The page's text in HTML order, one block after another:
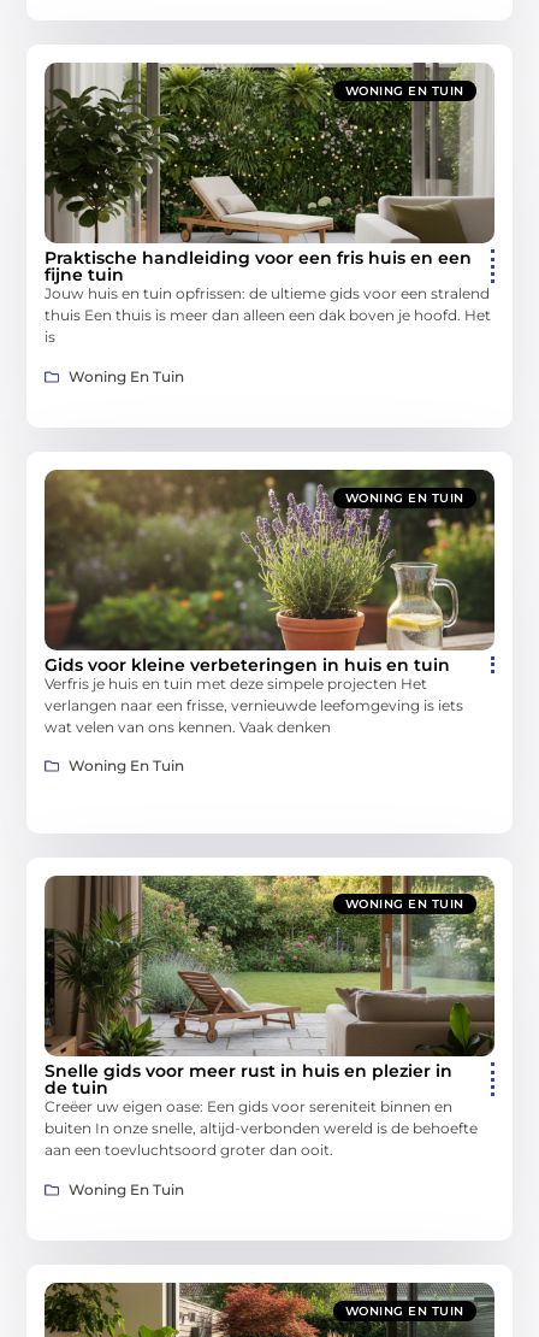
WONING EN TUIN
Praktische handleiding voor een fris huis en een
fijne tuin
Jouw huis en tuin opfrissen: de ultieme gids voor een stralend
thuis Een thuis is meer dan alleen een dak boven je hoofd. Het
is
Woning En Tuin
WONING EN TUIN
Gids voor kleine verbeteringen in huis en tuin
Verfris je huis en tuin met deze simpele projecten Het
verlangen naar een frisse, vernieuwde leefomgeving is iets
wat velen van ons kennen. Vaak denken
Woning En Tuin
WONING EN TUIN
Snelle gids voor meer rust in huis en plezier in
de tuin
Creëer uw eigen oase: Een gids voor sereniteit binnen en
buiten In onze snelle, altijd-verbonden wereld is de behoefte
aan een toevluchtsoord groter dan ooit.
Woning En Tuin
WONING EN TUIN